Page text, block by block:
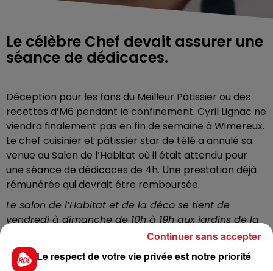
Le célèbre Chef devait assurer une
séance de dédicaces.
Déception pour les fans du Meilleur Pâtissier ou des
recettes d’M6 pendant le confinement. Cyril Lignac ne
viendra finalement pas en fin de semaine à Wimereux.
Le chef cuisinier et pâtissier star de télé a annulé sa
venue au Salon de l’Habitat où il était attendu pour
une séance de dédicaces de 4h. Une prestation déjà
rémunérée qui devrait être remboursée.
Le salon de l’Habitat et de la déco se tient de
vendredi à dimanche de 10h à 19h aux jardins de la
baie Saint-Jean, à Wimereux.
Le respect de votre vie privée est notre priorité
Continuer sans accepter